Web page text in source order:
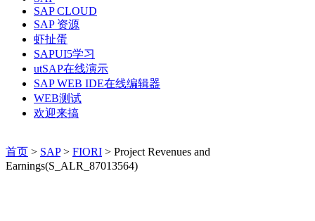
SAP CLOUD
SAP 资源
虾扯蛋
SAPUI5学习
utSAP在线演示
SAP WEB IDE在线编辑器
WEB测试
欢迎来搞
首页 > SAP> FIORI > Project Revenues and
Earnings(S_ALR_87013564)